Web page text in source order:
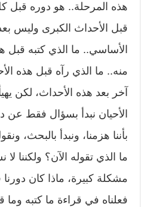
هذه المرحلة.. هو دوره قبل
قبل الأحداث الكبرى وليس
الأساسي.. ما الذي كتبه قبل
منه.. ما الذي رآه قبل هذه
آخر بعد هذه الأحداث، لكن
الأحيان نبدأ بسؤال فقط عن
بأننا هزمنا، ونبدأ بالبحث،
ما الذي تقوله الآن؟ ولكننا لا
مشكلة كبيرة، ماذا كان
فعلناه في قراءة ما كتبه وما